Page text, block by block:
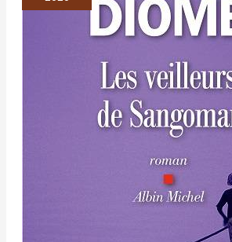
Sangomar